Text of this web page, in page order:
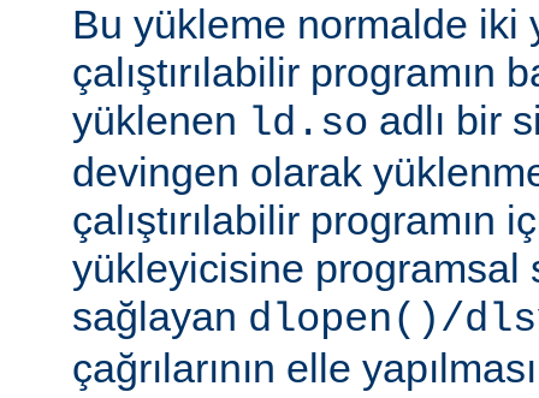
Bu yükleme normalde iki
çalıştırılabilir programın
yüklenen ld.so adlı bir
devingen olarak
çalıştırılabilir programın
yükleyicisine programsal
sağlayan dlopen()/
çağrılarının elle